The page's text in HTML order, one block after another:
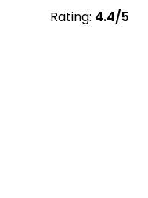
Rating: 4.4/5